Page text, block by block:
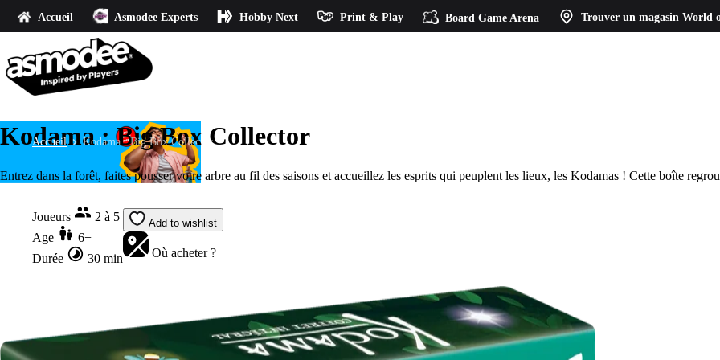
Accueil Asmodee Experts Hobby Next Print & Play Board Game Arena Trouver un magasin World
Accueil Kodama : Big Box Collector
Kodama : Big Box Collector
Entrez dans la forêt, faites pousser votre arbre au fil des saisons et accueillez les esprits qui peuplent les lieux, les Kodamas ! Cette boîte
Joueurs
2 à 5
Age
6+
Durée
30 min
Add to wishlist
Où acheter ?